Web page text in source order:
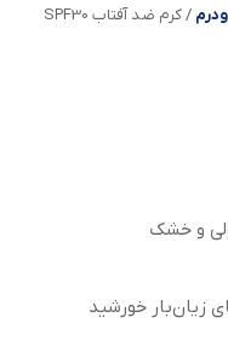
/كرم ضد آفتاب SPF30
و خشک
زیان‌بار خورشید